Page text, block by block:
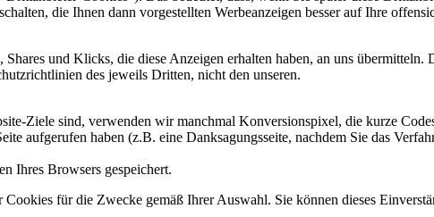
die Ihnen dann vorgestellten Werbeanzeigen besser auf Ihre
und Klicks, die diese Anzeigen erhalten haben, an uns
des jeweils Dritten, nicht den unseren.
Ziele sind, verwenden wir manchmal Konversionspixel, die kurze
aufgerufen haben (z.B. eine Danksagungsseite, nachdem Sie das
Ihres Browsers gespeichert.
für die Zwecke gemäß Ihrer Auswahl. Sie können dieses